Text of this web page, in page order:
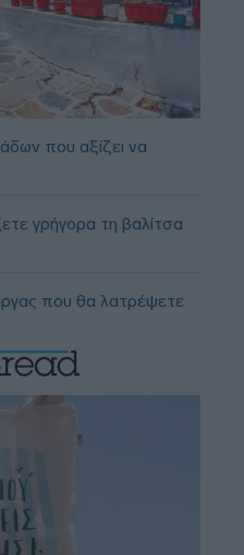
που αξίζει να
γρήγορα τη βαλίτσα
που θα λατρέψετε